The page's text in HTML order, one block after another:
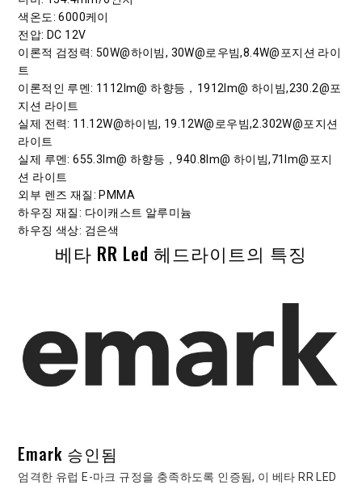
색온도: 6000케이
전압: DC 12V
이론적 검정력: 50W@하이빔, 30W@로우빔,8.4W@포지션 라이
트
이론적인 루멘: 1112lm@ 하향등，1912lm@ 하이빔,230.2@포
지션 라이트
실제 전력: 11.12W@하이빔, 19.12W@로우빔,2.302W@포지션
라이트
실제 루멘: 655.3lm@ 하향등，940.8lm@ 하이빔,71lm@포지
션 라이트
외부 렌즈 재질: PMMA
하우징 재질: 다이캐스트 알루미늄
하우징 색상: 검은색
베타 RR Led 헤드라이트의 특징
Emark 승인됨
엄격한 유럽 E-마크 규정을 충족하도록 인증됨, 이 베타 RR LED